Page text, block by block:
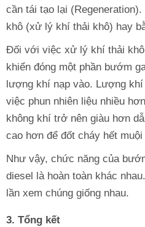
cần tái tạo lại
khô (xử lý khí thải khô) hay
Đối với việc xử lý khí thải
khiển đóng một phần bướm
lượng khí nạp vào. Lượng
việc phun nhiên liệu nhiều
không khí trở nên giàu hơn
cao hơn để đốt cháy hết
Như vậy, chức năng của
diesel là hoàn toàn khác
lần xem chúng giống nhau.
3. Tổng kết